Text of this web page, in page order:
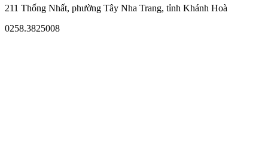
211 Thống Nhất, phường Tây Nha Trang, tỉnh Khánh Hoà
0258.3825008